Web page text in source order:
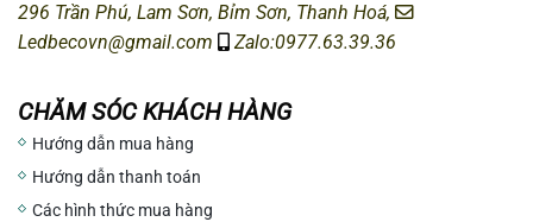
296 Trần Phú, Lam Sơn, Bỉm Sơn, Thanh Hoá,
Ledbecovn@gmail.com
Zalo:0977.63.39.36
CHĂM SÓC KHÁCH HÀNG
Hướng dẫn mua hàng
Hướng dẫn thanh toán
Các hình thức mua hàng